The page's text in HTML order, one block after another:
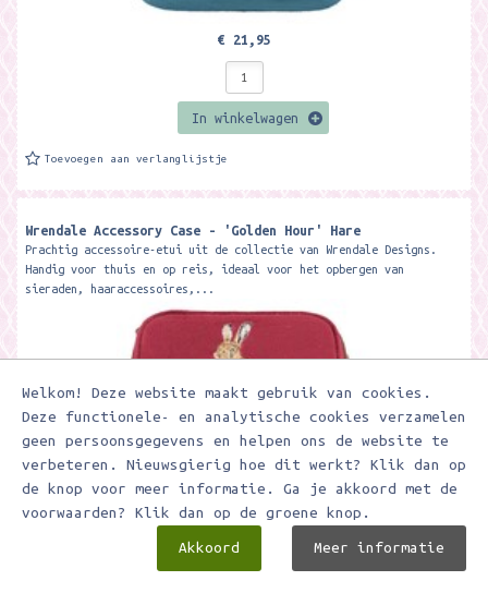
Welkom! Deze website maakt gebruik van cookies.
Deze functionele- en analytische cookies verzamelen
geen persoonsgegevens en helpen ons de website te
verbeteren. Nieuwsgierig hoe dit werkt? Klik dan op
de knop voor meer informatie. Ga je akkoord met de
voorwaarden? Klik dan op de groene knop.
Akkoord Meer informatie
€ 21,95
In winkelwagen
Toevoegen aan verlanglijstje
Wrendale Accessory Case - 'Golden Hour' Hare
Prachtig accessoire-etui uit de collectie van Wrendale Designs.
Handig voor thuis en op reis, ideaal voor het opbergen van
sieraden, haaraccessoires,...
€ 21,95